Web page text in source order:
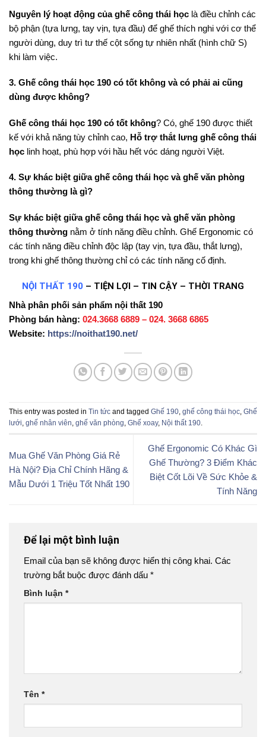
Nguyên lý hoạt động của ghế công thái học là điều chỉnh các
bộ phận (tựa lưng, tay vịn, tựa đầu) để ghế thích nghi với cơ thể
người dùng, duy trì tư thế cột sống tự nhiên nhất (hình chữ S)
khi làm việc.
3. Ghế công thái học 190 có tốt không và có phải ai cũng
dùng được không?
Ghế công thái học 190 có tốt không? Có, ghế 190 được thiết
kế với khả năng tùy chỉnh cao, Hỗ trợ thắt lưng ghế công thái
học linh hoạt, phù hợp với hầu hết vóc dáng người Việt.
4. Sự khác biệt giữa ghế công thái học và ghế văn phòng
thông thường là gì?
Sự khác biệt giữa ghế công thái học và ghế văn phòng
thông thường nằm ở tính năng điều chỉnh. Ghế Ergonomic có
các tính năng điều chỉnh độc lập (tay vịn, tựa đầu, thắt lưng),
trong khi ghế thông thường chỉ có các tính năng cố định.
NỘI THẤT 190 – TIỆN LỢI – TIN CẬY – THỜI TRANG
Nhà phân phối sản phẩm nội thất 190
Phòng bán hàng: 024.3668 6889 – 024. 3668 6865
Website: https://noithat190.net/
This entry was posted in Tin tức and tagged Ghế 190, ghế công thái học, Ghế
lưới, ghế nhân viên, ghế văn phòng, Ghế xoay, Nội thất 190.
Mua Ghế Văn Phòng Giá Rẻ
Hà Nội? Địa Chỉ Chính Hãng &
Mẫu Dưới 1 Triệu Tốt Nhất 190
Ghế Ergonomic Có Khác Gì
Ghế Thường? 3 Điểm Khác
Biệt Cốt Lõi Về Sức Khỏe &
Tính Năng
Để lại một bình luận
Email của bạn sẽ không được hiển thị công khai. Các
trường bắt buộc được đánh dấu *
Bình luận *
Tên *